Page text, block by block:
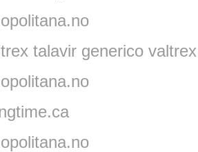
talavir generico